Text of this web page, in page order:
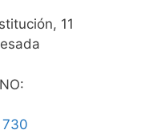
11